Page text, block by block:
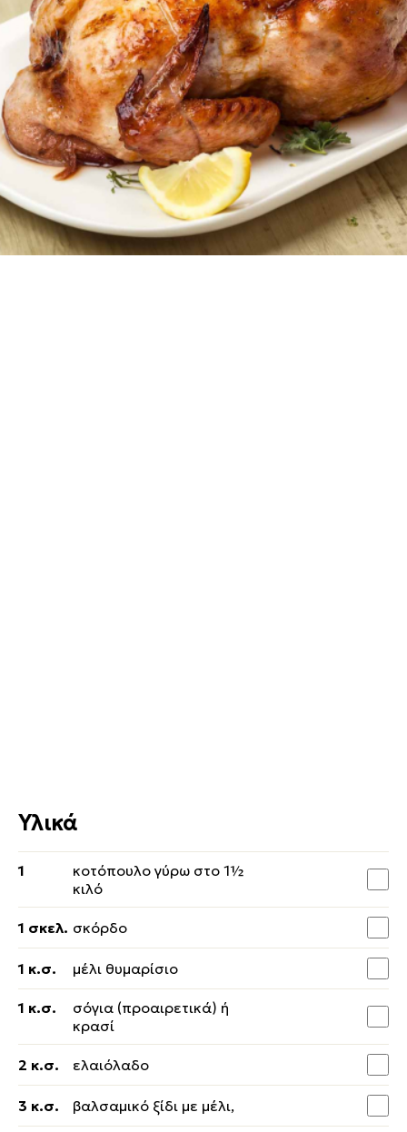
πορτοκάλι, μέλι και βαλσάμικο.
GF
Εύκολη 2:10
4 2 ώρες
Υλικά
1
κοτόπουλο γύρω στο 1½
κιλό
1 σκελ. σκόρδο
1 κ.σ. μέλι θυμαρίσιο
1 κ.σ.
σόγια (προαιρετικά) ή
κρασί
2 κ.σ. ελαιόλαδο
3 κ.σ. βαλσαμικό ξίδι με μέλι,